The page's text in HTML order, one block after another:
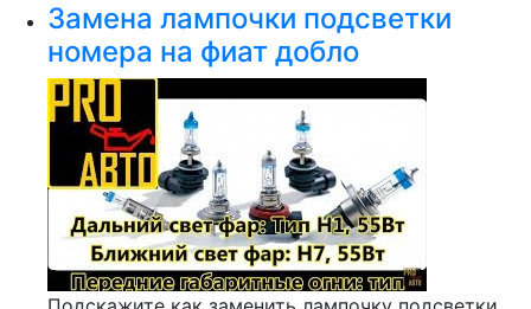
Замена лампочки подсветки
номера на фиат добло